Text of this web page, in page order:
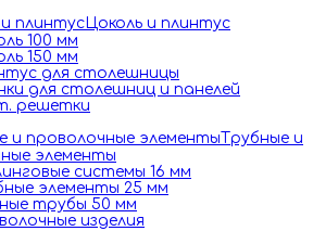
Цоколь и плинтус
100 мм
150 мм
для столешницы
для столешниц и панелей
решетки
Трубные и
элементы
системы 16 мм
элементы 25 мм
трубы 50 мм
изделия